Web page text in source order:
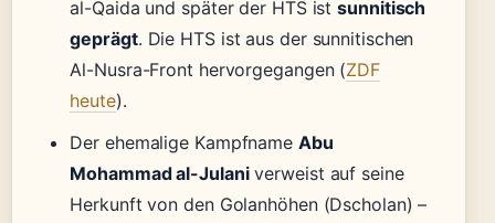
al-Qaida und später der HTS istsunnitisch
geprägt. Die HTS ist aus der sunnitischen
Al-Nusra-Front hervorgegangen (ZDF
heute).
Der ehemalige Kampfname Abu
Mohammad al-Julaniverweist auf seine
Herkunft von den Golanhöhen (Dscholan) –